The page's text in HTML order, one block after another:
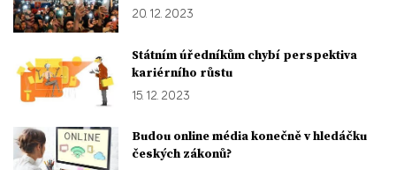
20. 12. 2023
Státním úředníkům chybí perspektiva
kariérního růstu
15. 12. 2023
Budou online média konečně v hledáčku
českých zákonů?